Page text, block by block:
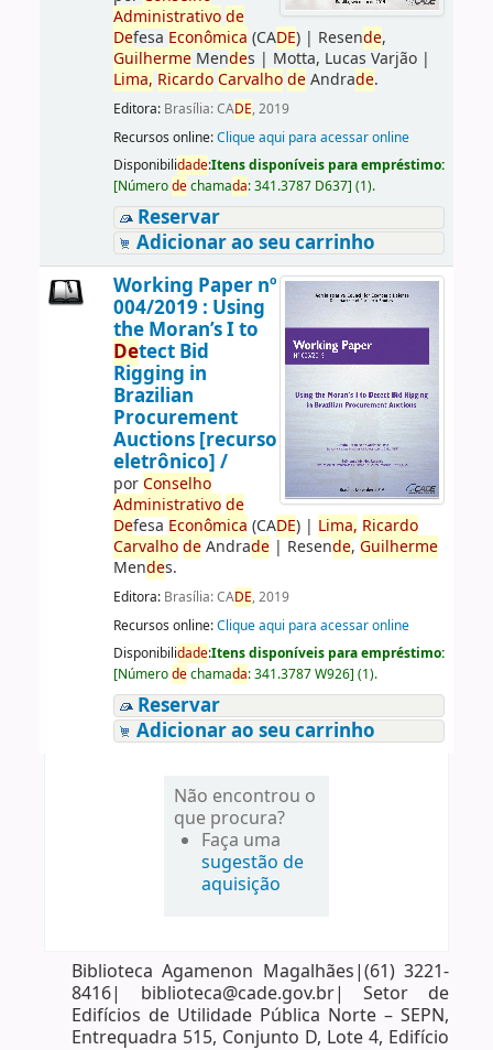
Administrativo de
Defesa Econômica (CADE)| Resende,
GuilhermeMendes | Motta, Lucas Varjão|
Lima, Ricardo Carvalho deAndrade.
Editora: Brasília: CADE, 2019
Recursos online:Clique aqui para acessar online
Disponibilidade:Itens disponíveis para empréstimo:
[Númerodechamada:341.3787 D637] (1).
Reservar
Adicionar ao seu carrinho
Working Paper nº
004/2019 : Using
the Moran’s I to
Detect Bid
Rigging in
Brazilian
Procurement
Auctions [recurso
eletrônico] /
porConselho
Administrativo de
Defesa Econômica (CADE)| Lima, Ricardo
Carvalho deAndrade| Resende, Guilherme
Mendes.
Editora: Brasília: CADE, 2019
Recursos online:Clique aqui para acessar online
Disponibilidade:Itens disponíveis para empréstimo:
[Númerodechamada:341.3787 W926] (1).
Reservar
Adicionar ao seu carrinho
Não encontrou o
que procura?
Faça uma
sugestão de
aquisição
Biblioteca Agamenon Magalhães|(61) 3221-
8416| biblioteca@cade.gov.br| Setor de
Edifícios de Utilidade Pública Norte – SEPN,
Entrequadra 515, Conjunto D, Lote 4, Edifício